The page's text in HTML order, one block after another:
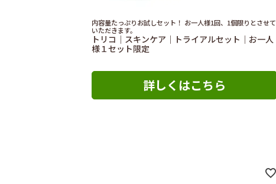
内容量たっぷりお試しセット！ お一人様1回、1個限りとさせて
いただきます。
トリコ｜スキンケア｜トライアルセット｜お一人
様１セット限定
詳しくはこちら